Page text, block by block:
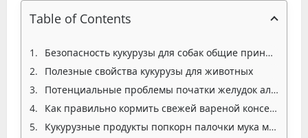
Table of Contents
Безопасность кукурузы для собак общие принципы
Полезные свойства кукурузы для животных
Потенциальные проблемы початки желудок аллергия
Как правильно кормить свежей вареной консервированной кукурузой
Кукурузные продукты попкорн палочки мука масло